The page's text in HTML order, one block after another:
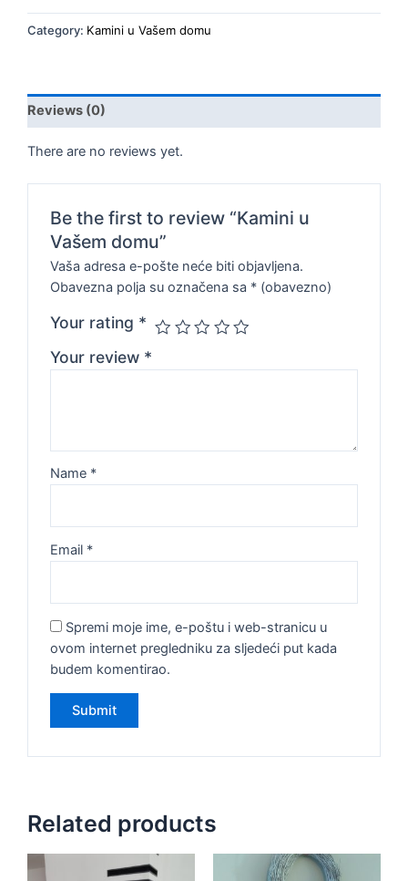
Category: Kamini u Vašem domu
Reviews (0)
There are no reviews yet.
Be the first to review “Kamini u
Vašem domu”
Vaša adresa e-pošte neće biti objavljena.
Obavezna polja su označena sa * (obavezno)
Your rating *
Your review *
Name *
Email *
Spremi moje ime, e-poštu i web-stranicu u
ovom internet pregledniku za sljedeći put kada
budem komentirao.
Related products